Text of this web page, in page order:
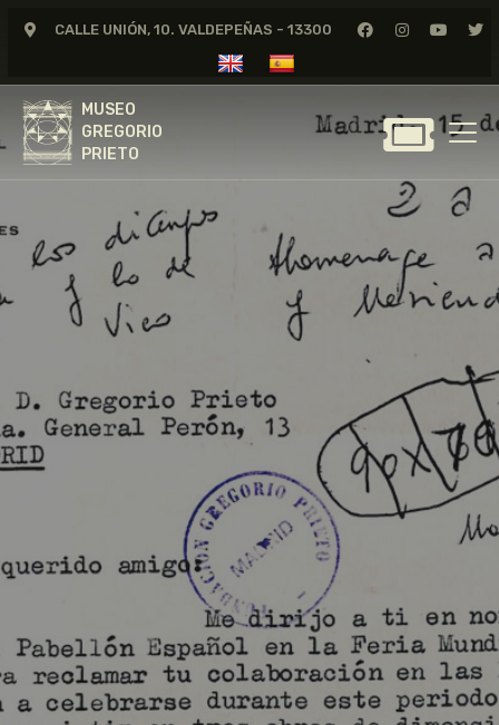
CALLE UNIÓN, 10. VALDEPEÑAS - 13300
MUSEO
GREGORIO
PRIETO
MUSEO
GREGORIO
GREGORIO PRIETO
MUSEO
ARCHIVO
CERTAMEN DE DIBUJO
FUNDACIÓN
NOTICIAS